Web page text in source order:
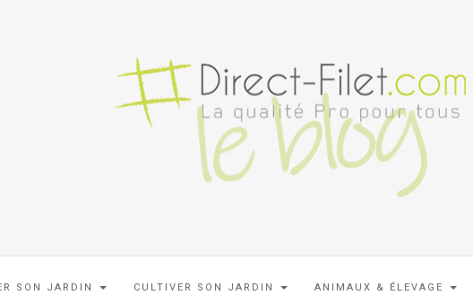
SON JARDIN CULTIVER SON JARDIN ANIMAUX & ÉLEVAGE